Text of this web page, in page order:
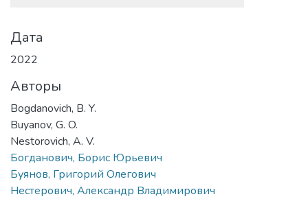
Дата
2022
Авторы
Bogdanovich, B. Y.
Buyanov, G. O.
Nestorovich, A. V.
Богданович, Борис Юрьевич
Буянов, Григорий Олегович
Нестерович, Александр Владимирович